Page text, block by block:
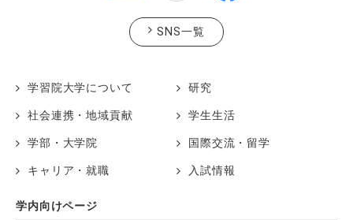
SNS一覧
学習院大学について 研究
社会連携・地域貢献 学生生活
学部・大学院 国際交流・留学
キャリア・就職 入試情報
学内向けページ